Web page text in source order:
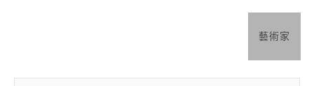
藝術家